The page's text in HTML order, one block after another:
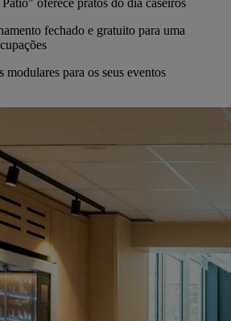
oferece pratos do dia caseiros
fechado e gratuito para uma
modulares para os seus eventos